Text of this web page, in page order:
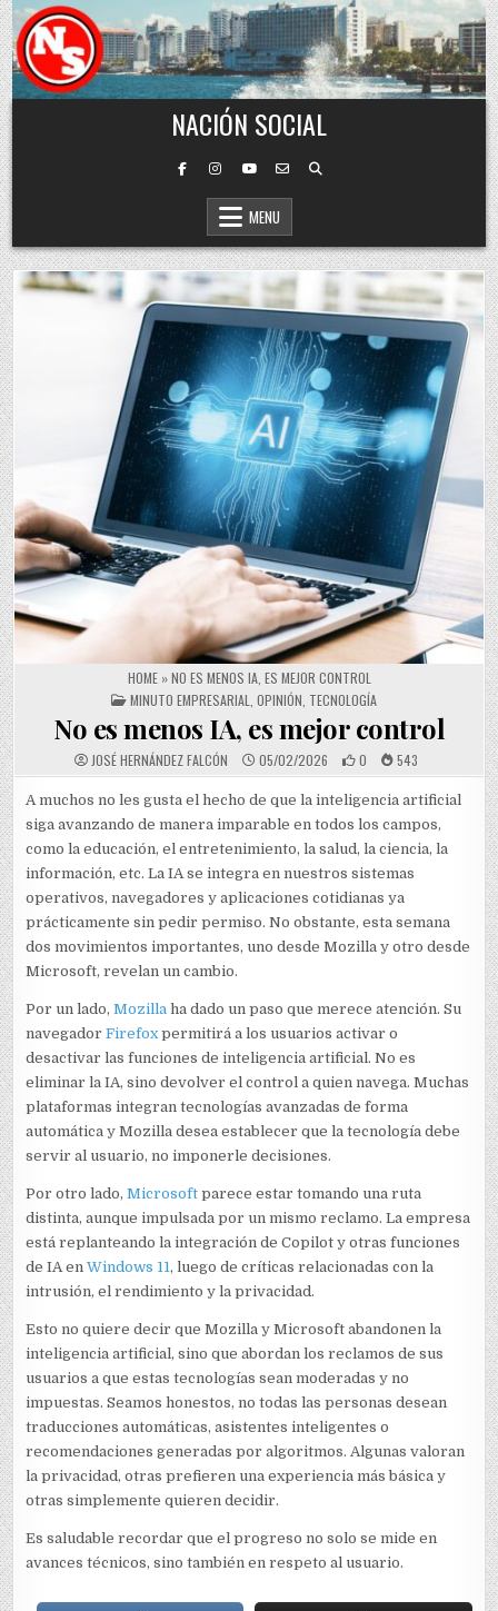
Skip to content
NACIÓN SOCIAL
MENU
HOME»NO ES MENOS IA, ES MEJOR CONTROL
POSTED IN
MINUTO EMPRESARIAL OPINIÓN TECNOLOGÍA
No es menos IA, es mejor control
JOSÉ HERNÁNDEZ FALCÓN 05/02/2026 0 543
A muchos no les gusta el hecho de que la inteligencia artificial
siga avanzando de manera imparable en todos los campos,
como la educación, el entretenimiento, la salud, la ciencia, la
información, etc. La IA se integra en nuestros sistemas
operativos, navegadores y aplicaciones cotidianas ya
prácticamente sin pedir permiso. No obstante, esta semana
dos movimientos importantes, uno desde Mozilla y otro desde
Microsoft, revelan un cambio.
Por un lado,Mozilla ha dado un paso que merece atención. Su
navegadorFirefoxpermitirá a los usuarios activar o
desactivar las funciones de inteligencia artificial. No es
eliminar la IA, sino devolver el control a quien navega. Muchas
plataformas integran tecnologías avanzadas de forma
automática y Mozilla desea establecer que la tecnología debe
servir al usuario, no imponerle decisiones.
Por otro lado,Microsoft parece estar tomando una ruta
distinta, aunque impulsada por un mismo reclamo. La empresa
está replanteando la integración de Copilot y otras funciones
de IA enWindows 11, luego de críticas relacionadas con la
intrusión, el rendimiento y la privacidad.
Esto no quiere decir que Mozilla y Microsoft abandonen la
inteligencia artificial, sino que abordan los reclamos de sus
usuarios a que estas tecnologías sean moderadas y no
impuestas. Seamos honestos, no todas las personas desean
traducciones automáticas, asistentes inteligentes o
recomendaciones generadas por algoritmos. Algunas valoran
la privacidad, otras prefieren una experiencia más básica y
otras simplemente quieren decidir.
Es saludable recordar que el progreso no solo se mide en
avances técnicos, sino también en respeto al usuario.